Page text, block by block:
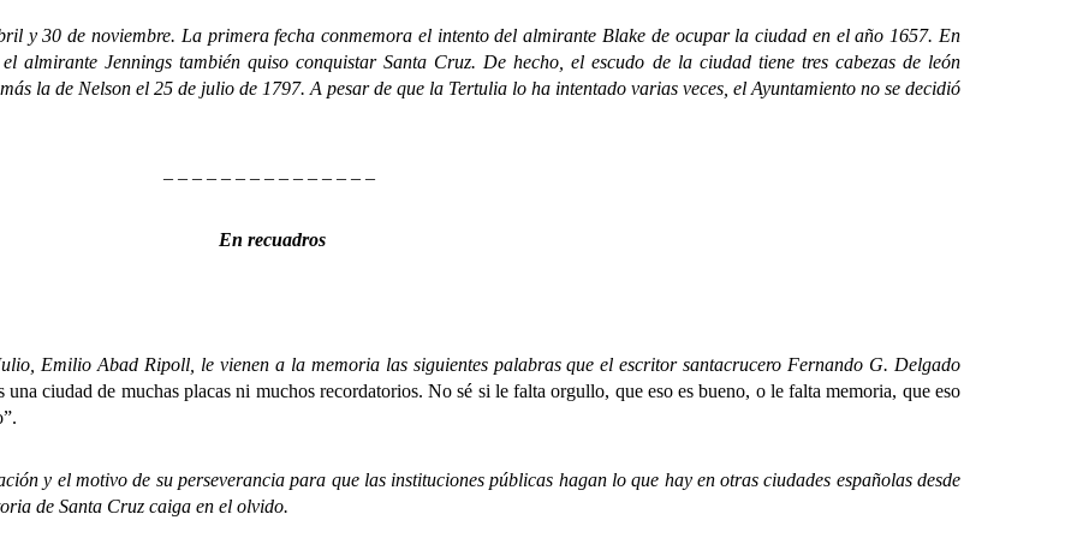
de noviembre. La primera fecha conmemora el intento del almirante Blake de ocupar la ciudad en el año 1657. En
almirante Jennings también quiso conquistar Santa Cruz. De hecho, el escudo de la ciudad tiene tres cabezas de león
la de Nelson el 25 de julio de 1797. A pesar de que la Tertulia lo ha intentado varias veces, el Ayuntamiento no se decidió
– – – – – – – – – – – – – – –
En recuadros
Abad Ripoll, le vienen a la memoria las siguientes palabras que el escritor santacrucero Fernando G. Delgado
una ciudad de muchas placas ni muchos recordatorios. No sé si le falta orgullo, que eso es bueno, o le falta memoria, que eso
el motivo de su perseverancia para que las instituciones públicas hagan lo que hay en otras ciudades españolas desde
de Santa Cruz caiga en el olvido.